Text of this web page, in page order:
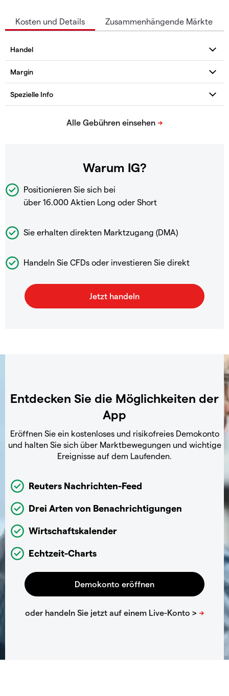
Kosten und Details Zusammenhängende Märkte
Warum IG?
Positionieren Sie sich bei
über 16.000 Aktien Long oder Short
Sie erhalten direkten Marktzugang (DMA)
Handeln Sie CFDs oder investieren Sie direkt
Entdecken Sie die Möglichkeiten der
App
Eröffnen Sie ein kostenloses und risikofreies Demokonto
und halten Sie sich über Marktbewegungen und wichtige
Ereignisse auf dem Laufenden.
Reuters Nachrichten-Feed
Drei Arten von Benachrichtigungen
Wirtschaftskalender
Echtzeit-Charts